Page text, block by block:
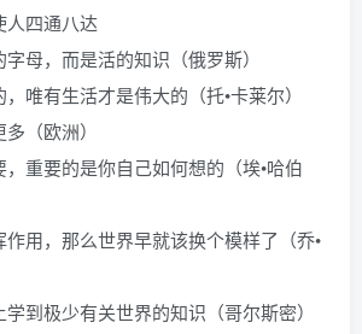
人四通八达
母，而是活的知识（俄罗斯）
唯有生活才是伟大的（托•卡莱尔）
（欧洲）
重要的是你自己如何想的（埃•哈伯
用，那么世界早就该换个模样了（乔•
到极少有关世界的知识（哥尔斯密）